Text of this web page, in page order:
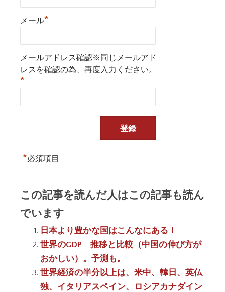
メール*
メールアドレス確認※同じメールアド
レスを確認の為、再度入力ください。
*
*必須項目
この記事を読んだ人はこの記事も読ん
でいます
日本より豊かな国はこんなにある！
世界のGDP 推移と比較（中国の伸び方が
おかしい）。予測も。
世界経済の半分以上は、米中、韓日、英仏
独、イタリアスペイン、ロシアカナダイン